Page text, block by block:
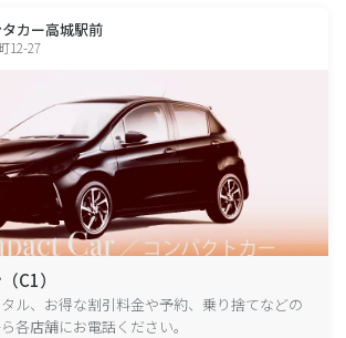
カー高城駅前
12-27
C1）
ル、お得な割引料金や予約、乗り捨てなどの
各店舗にお電話ください。